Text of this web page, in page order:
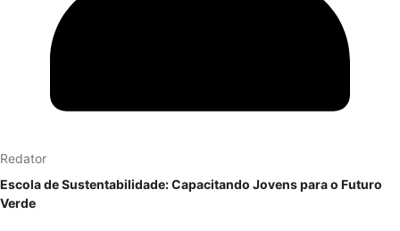
Redator
Escola de Sustentabilidade: Capacitando Jovens para o Futuro
Verde